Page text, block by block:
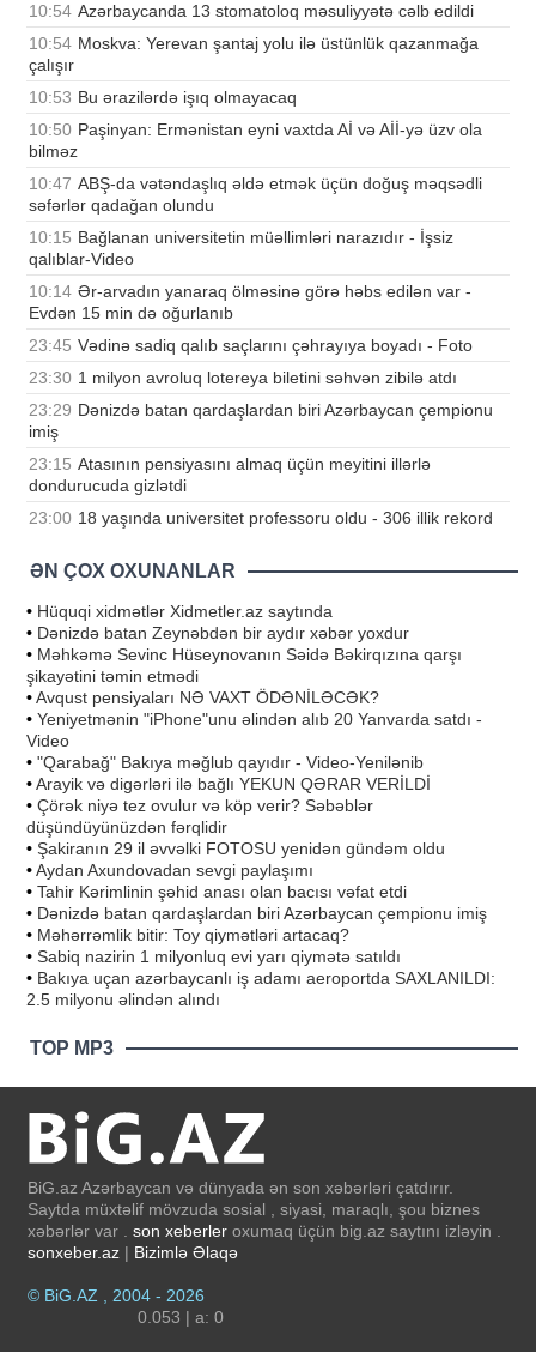
10:54 Azərbaycanda 13 stomatoloq məsuliyyətə cəlb edildi
10:54 Moskva: Yerevan şantaj yolu ilə üstünlük qazanmağa
çalışır
10:53 Bu ərazilərdə işıq olmayacaq
10:50 Paşinyan: Ermənistan eyni vaxtda Aİ və Aİİ-yə üzv ola
bilməz
10:47 ABŞ-da vətəndaşlıq əldə etmək üçün doğuş məqsədli
səfərlər qadağan olundu
10:15 Bağlanan universitetin müəllimləri narazıdır - İşsiz
qalıblar-Video
10:14 Ər-arvadın yanaraq ölməsinə görə həbs edilən var -
Evdən 15 min də oğurlanıb
23:45 Vədinə sadiq qalıb saçlarını çəhrayıya boyadı - Foto
23:30 1 milyon avroluq lotereya biletini səhvən zibilə atdı
23:29 Dənizdə batan qardaşlardan biri Azərbaycan çempionu
imiş
23:15 Atasının pensiyasını almaq üçün meyitini illərlə
dondurucuda gizlətdi
23:00 18 yaşında universitet professoru oldu - 306 illik rekord
ƏN ÇOX OXUNANLAR
• Hüquqi xidmətlər Xidmetler.az saytında
• Dənizdə batan Zeynəbdən bir aydır xəbər yoxdur
• Məhkəmə Sevinc Hüseynovanın Səidə Bəkirqızına qarşı
şikayətini təmin etmədi
•Avqust pensiyaları NƏ VAXT ÖDƏNİLƏCƏK?
• Yeniyetmənin "iPhone"unu əlindən alıb 20 Yanvarda satdı -
Video
• "Qarabağ" Bakıya məğlub qayıdır - Video-Yenilənib
•Arayik və digərləri ilə bağlı YEKUN QƏRAR VERİLDİ
• Çörək niyə tez ovulur və köp verir? Səbəblər
düşündüyünüzdən fərqlidir
• Şakiranın 29 il əvvəlki FOTOSU yenidən gündəm oldu
•Aydan Axundovadan sevgi paylaşımı
• Tahir Kərimlinin şəhid anası olan bacısı vəfat etdi
• Dənizdə batan qardaşlardan biri Azərbaycan çempionu imiş
• Məhərrəmlik bitir: Toy qiymətləri artacaq?
• Sabiq nazirin 1 milyonluq evi yarı qiymətə satıldı
• Bakıya uçan azərbaycanlı iş adamı aeroportda SAXLANILDI:
2.5 milyonu əlindən alındı
TOP MP3
BiG.az Azərbaycan və dünyada ən son xəbərləri çatdırır.
Saytda müxtəlif mövzuda sosial , siyasi, maraqlı, şou biznes
xəbərlər var . son xeberler oxumaq üçün big.az saytını izləyin .
sonxeber.az | Bizimlə Əlaqə
© BiG.AZ , 2004 - 2026
0.053 | a: 0